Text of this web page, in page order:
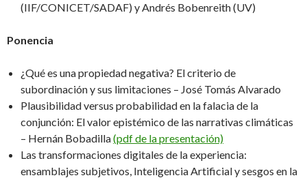
(IIF/CONICET/SADAF) y Andrés Bobenreith (UV)
Ponencia
¿Qué es una propiedad negativa? El criterio de
subordinación y sus limitaciones – José Tomás Alvarado
Plausibilidad versus probabilidad en la falacia de la
conjunción: El valor epistémico de las narrativas climáticas
– Hernán Bobadilla(pdf de la presentación)
Las transformaciones digitales de la experiencia:
ensamblajes subjetivos, Inteligencia Artificial y sesgos en la